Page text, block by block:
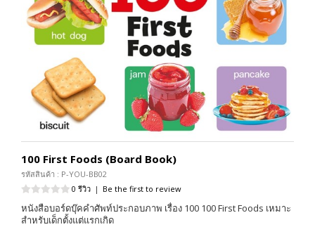
100 First Foods (Board Book)
รหัสสินค้า : P-YOU-BB02
0 รีวิว | Be the first to review
หนังสือบอร์ดบุ๊คคำศัพท์ประกอบภาพ เรื่อง 100 100 First Foods เหมาะ
สำหรับเด็กตั้งแต่แรกเกิด